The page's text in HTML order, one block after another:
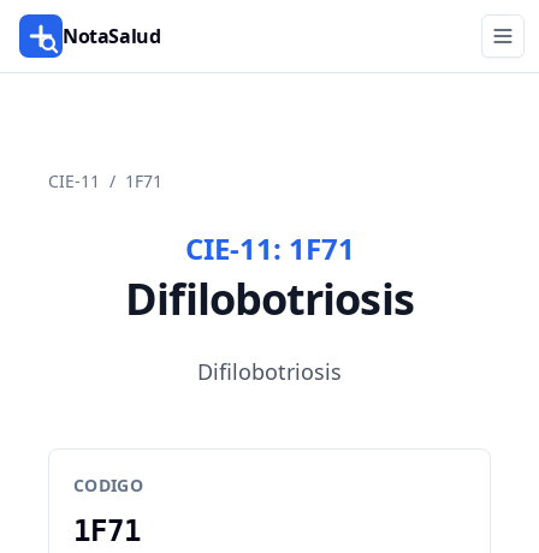
NotaSalud
CIE-11 / 1F71
CIE-11: 1F71
Difilobotriosis
Difilobotriosis
CODIGO
1F71